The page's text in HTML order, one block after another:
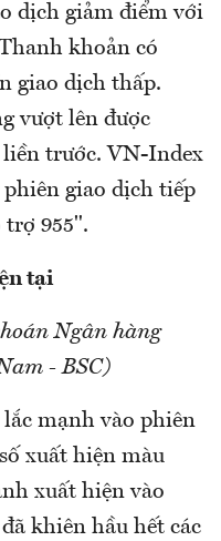
dịch giảm điểm với
khoản có
giao dịch thấp.
vượt lên được
trước. VN-Index
giao dịch tiếp
955".
tại
Ngân hàng
- BSC)
mạnh vào phiên
xuất hiện màu
xuất hiện vào
khiên hầu hết các